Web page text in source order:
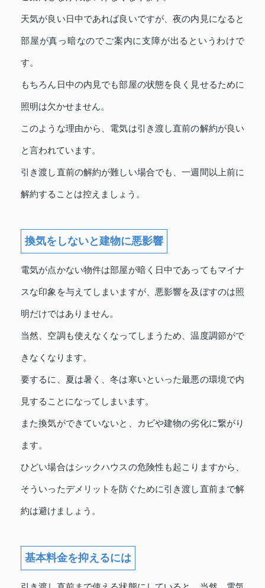
天気が良い日中であれば良いですが、夜の内見になると
部屋が真っ暗なのでご案内に支障が出るというわけで
す。
もちろん日中の内見でも部屋の状態を良く見せるために
照明は欠かせません。
このような理由から、電気は引き渡し直前の解約が良い
と言われています。
引き渡し直前の解約が難しい場合でも、一週間以上前に
解約することは控えましょう。
換気をしないと建物に悪影響
電気が点かない物件は部屋が暗く日中であってもマイナ
スな印象を与えてしまいますが、悪影響を及ぼすのは照
明だけではありません。
当然、空調も使えなくなってしまうため、温度調節がで
きなくなります。
要するに、夏は暑く、冬は寒いといった最悪の環境で内
見することになってしまいます。
また換気ができていないと、カビや建物の劣化に繋がり
ます。
ひどい場合はシックハウスの危険性も起こりますから、
そういったデメリットを防ぐために引き渡し直前まで解
約は避けましょう。
基本料金を抑えるには